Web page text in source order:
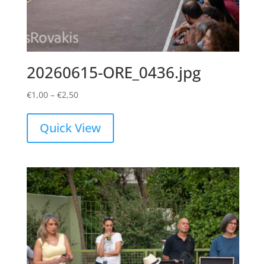
20260615-ORE_0436.jpg
€1,00 – €2,50Price
€1,00
through
Quick View